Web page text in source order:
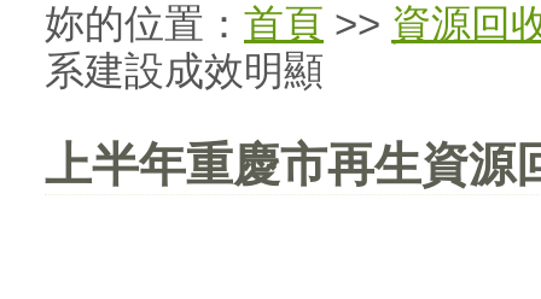
妳的位置： 首頁 >> 資源回
系建設成效明顯
上半年重慶市再生資源